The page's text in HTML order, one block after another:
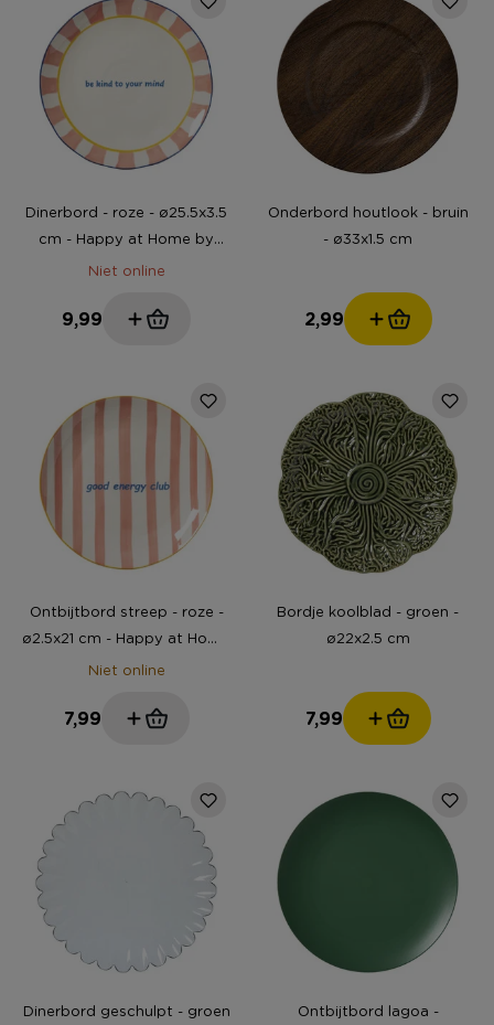
Dinerbord - roze - ø25.5x3.5
cm - Happy at Home by
Sanny
Niet online
9,99
Onderbord houtlook - bruin
- ø33x1.5 cm
2,99
Ontbijtbord streep - roze -
ø2.5x21 cm - Happy at Home
by Sanny
Niet online
7,99
Bordje koolblad - groen -
ø22x2.5 cm
7,99
Dinerbord geschulpt - groen
Ontbijtbord lagoa -